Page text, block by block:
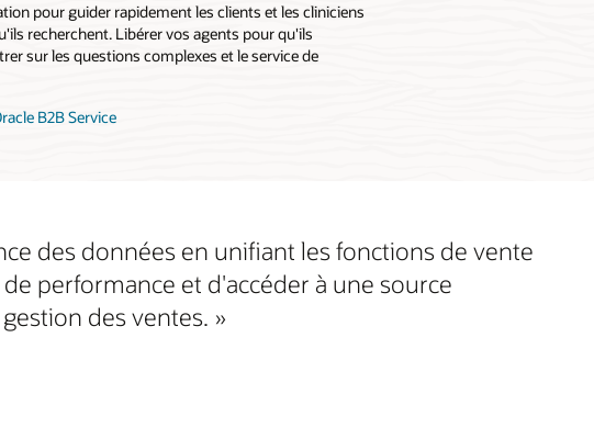
pour guider rapidement les clients et les cliniciens
recherchent. Libérer vos agents pour qu'ils
sur les questions complexes et le service de
B2B Service
des données en unifiant les fonctions de vente
performance et d'accéder à une source
des ventes. »